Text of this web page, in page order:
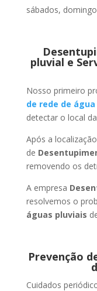
sábados,
pluvial e
Nosso primeiro
de rede de
detectar o local
Após a
de
removendo os
A empresa
resolvemos o
águas pluviais
Prevenção
Cuidados